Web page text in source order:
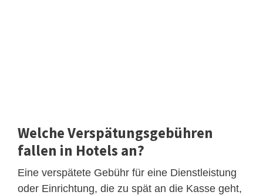
Welche Verspätungsgebühren
fallen in Hotels an?
Eine verspätete Gebühr für eine Dienstleistung
oder Einrichtung, die zu spät an die Kasse geht,